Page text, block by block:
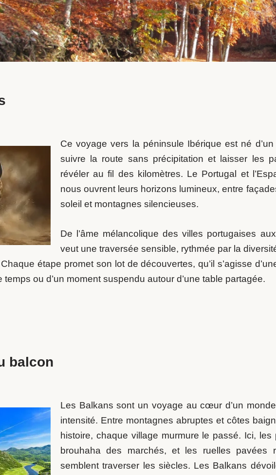
Ce voyage vers la péninsule Ibérique est né
suivre la route sans précipitation et laisser les
révéler au fil des kilomètres. Le Portugal et
nous ouvrent leurs horizons lumineux, entre
soleil et montagnes silencieuses.
De l’âme mélancolique des villes portugaises
veut une traversée sensible, rythmée par la
étape promet son lot de découvertes, qu’il s’agisse
temps ou d’un moment suspendu autour d’une table partagée.
balcon
Les Balkans sont un voyage au cœur d’un
intensité. Entre montagnes abruptes et côtes
histoire, chaque village murmure le passé. Ici,
brouhaha des marchés, et les ruelles pavées
semblent traverser les siècles. Les Balkans